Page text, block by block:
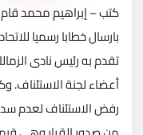
كتب – إبراهيم محمد
بارسال خطابا رسميا
تقدم به رئيس نادى
أعضاء لجنة